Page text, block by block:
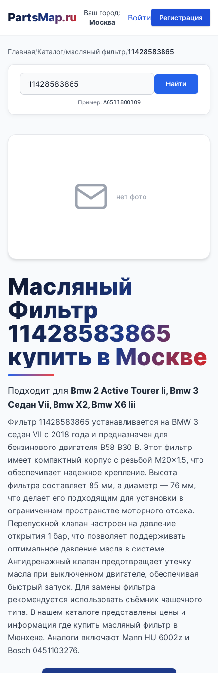
PartsMap.ru
Ваш город:
Москва
Войти Регистрация
Главная/Каталог/масляный фильтр/11428583865
Найти
Пример: A6511800109
нет фото
Масляный
Фильтр
11428583865
купить в Москве
Подходит для Bmw 2 Active Tourer Ii, Bmw 3
Седан Vii, Bmw X2, Bmw X6 Iii
Фильтр 11428583865 устанавливается на BMW 3
седан VII с 2018 года и предназначен для
бензинового двигателя B58 B30 B. Этот фильтр
имеет компактный корпус с резьбой M20x1.5, что
обеспечивает надежное крепление. Высота
фильтра составляет 85 мм, а диаметр — 76 мм,
что делает его подходящим для установки в
ограниченном пространстве моторного отсека.
Перепускной клапан настроен на давление
открытия 1 бар, что позволяет поддерживать
оптимальное давление масла в системе.
Антидренажный клапан предотвращает утечку
масла при выключенном двигателе, обеспечивая
быстрый запуск. Для замены фильтра
рекомендуется использовать съёмник чашечного
типа. В нашем каталоге представлены цены и
информация где купить масляный фильтр в
Мюнхене. Аналоги включают Mann HU 6002z и
Bosch 0451103276.